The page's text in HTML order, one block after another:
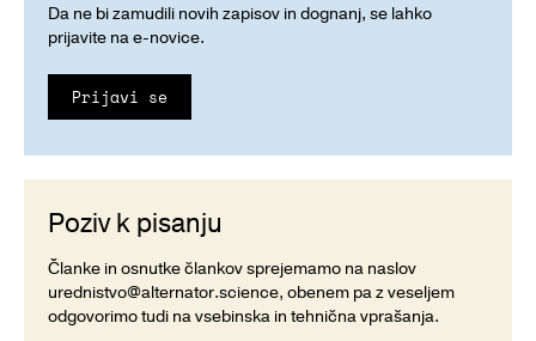
Da ne bi zamudili novih zapisov in dognanj, se lahko
prijavite na e-novice.
Prijavi se
Poziv k pisanju
Članke in osnutke člankov sprejemamo na naslov
urednistvo@alternator.science, obenem pa z veseljem
odgovorimo tudi na vsebinska in tehnična vprašanja.